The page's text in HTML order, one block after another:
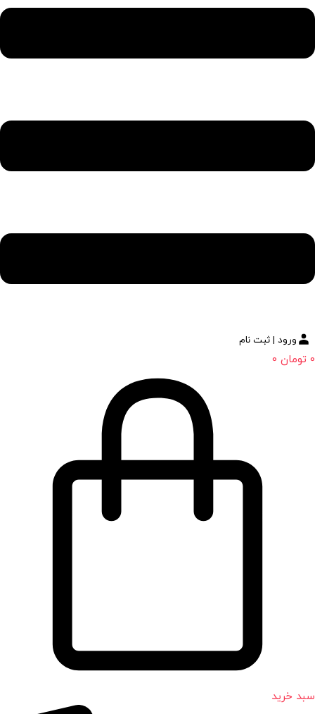
ورود | ثبت نام
0 تومان 0
سبد خرید